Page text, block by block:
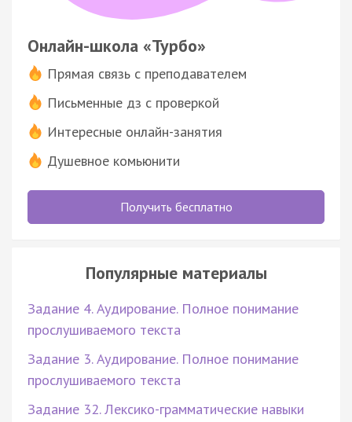
Онлайн-школа «Турбо»
Прямая связь с преподавателем
Письменные дз с проверкой
Интересные онлайн-занятия
Душевное комьюнити
Получить бесплатно
Популярные материалы
Задание 4. Аудирование. Полное понимание
прослушиваемого текста
Задание 3. Аудирование. Полное понимание
прослушиваемого текста
Задание 32. Лексико-грамматические навыки